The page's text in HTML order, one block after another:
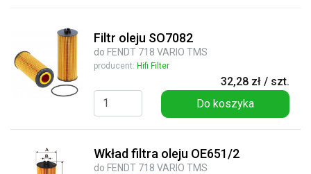
Filtr oleju SO7082
do FENDT 718 VARIO TMS
producent: Hifi Filter
32,28 zł / szt.
Do koszyka
Wkład filtra oleju OE651/2
do FENDT 718 VARIO TMS